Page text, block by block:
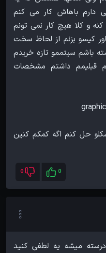
دارم باهاش کار می کنم
و کلا هیچ کار نمی تونم
کیسو بزنم از لحاظ سخت
باشم سیتممو تازه خریدم
قبلیمم داشتم مشخصات
حل کنم اگه کمکم کنین
0
0
میشه یه لطفی کنید